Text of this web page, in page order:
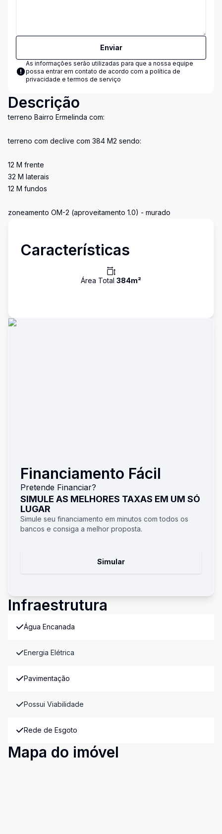
Enviar
As informações serão utilizadas para que a nossa equipe
possa entrar em contato de acordo com a política de
privacidade e termos de serviço
Descrição
terreno Bairro Ermelinda com:
terreno com declive com 384 M2 sendo:
12 M frente
32 M laterais
12 M fundos
zoneamento OM-2 (aproveitamento 1.0) - murado
Características
Área Total 384m²
Financiamento Fácil
Pretende Financiar?
SIMULE AS MELHORES TAXAS EM UM SÓ
LUGAR
Simule seu financiamento em minutos com todos os
bancos e consiga a melhor proposta.
Simular
Infraestrutura
Água Encanada
Energia Elétrica
Pavimentação
Possui Viabilidade
Rede de Esgoto
Mapa do imóvel